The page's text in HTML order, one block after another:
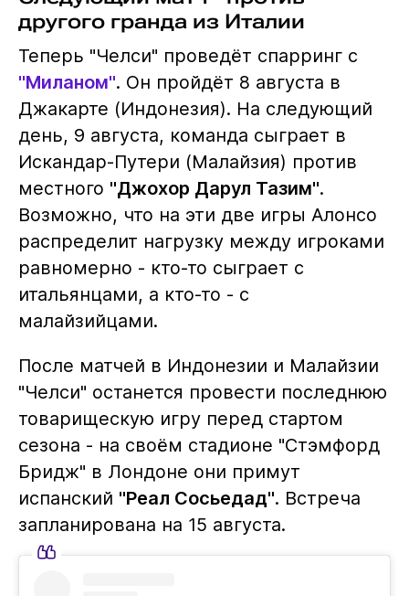
другого гранда из Италии
Теперь "Челси" проведёт спарринг с
"Миланом". Он пройдёт 8 августа в
Джакарте (Индонезия). На следующий
день, 9 августа, команда сыграет в
Искандар-Путери (Малайзия) против
местного "Джохор Дарул Тазим".
Возможно, что на эти две игры Алонсо
распределит нагрузку между игроками
равномерно - кто-то сыграет с
итальянцами, а кто-то - с
малайзийцами.
После матчей в Индонезии и Малайзии
"Челси" останется провести последнюю
товарищескую игру перед стартом
сезона - на своём стадионе "Стэмфорд
Бридж" в Лондоне они примут
испанский "Реал Сосьедад". Встреча
запланирована на 15 августа.